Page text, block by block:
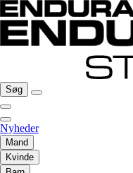
Søg
Nyheder
Mand
Kvinde